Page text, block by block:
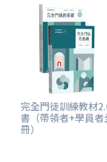
完全門徒訓練教材
書（帶領者+學員者
冊）